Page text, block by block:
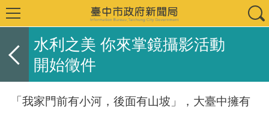
水利之美 你來掌鏡攝影活動
開始徵件
「我家門前有小河，後面有山坡」，大臺中擁有